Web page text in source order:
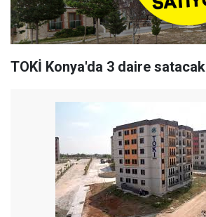
TOKİ Konya'da 3 daire satacak